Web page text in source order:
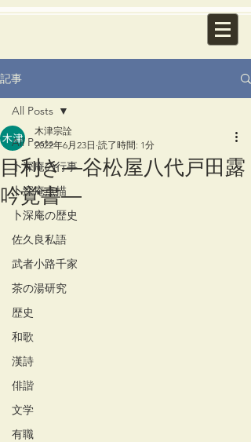
記事
All Posts
卜深庵の行事
卜深庵点描
卜深庵の歴史
佐久良私語
武者小路千家
茶の湯研究
歴史
和歌
漢詩
俳諧
文学
有職
All Posts
目利き―谷松屋八代戸田露
吟覚書―
木津宗詮
2022年6月23日 読了時間: 1分